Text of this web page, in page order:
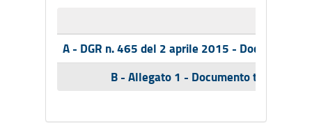
A - DGR n. 465 del 2 aprile 2015 - Documento
B - Allegato 1 - Documento tecnico